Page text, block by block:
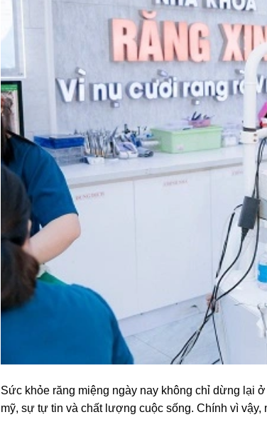
Sức khỏe răng miệng ngày nay không chỉ dừng lại
mỹ, sự tự tin và chất lượng cuộc sống. Chính vì vậy,